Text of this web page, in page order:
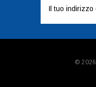
mail
© 2026